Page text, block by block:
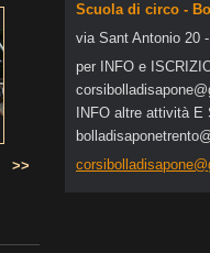
>>
Scuola di circo -
via Sant Antonio 20
per INFO e
corsibol ladisapo
INFO altre attività E